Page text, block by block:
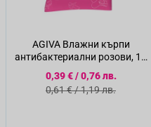
AGIVA Влажни кърпи
антибактериални розови, 15
бр.
Специална цена
0,39 €/0,76 лв.
Стандартна цена
0,61 €/1,19 лв.